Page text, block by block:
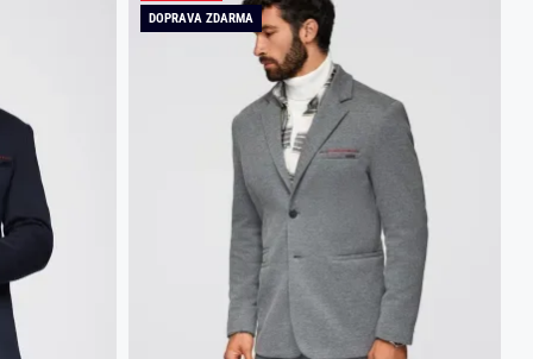
DOPRAVA ZDARMA